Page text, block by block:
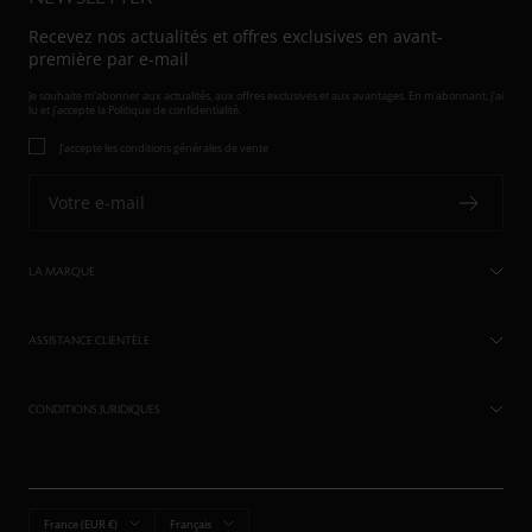
Recevez nos actualités et offres exclusives en avant-
première par e-mail
Je souhaite m'abonner aux actualités, aux offres exclusives et aux avantages. En m'abonnant, j'ai
lu et j'accepte
la Politique de confidentialité.
J'accepte les conditions générales de vente
Votre e-mail
LA MARQUE
ASSISTANCE CLIENTÈLE
CONDITIONS JURIDIQUES
Pays/région France (EUR €) Langue
Français